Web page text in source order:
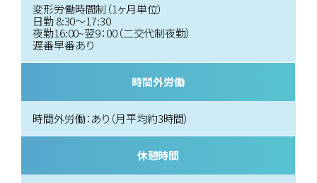
変形労働時間制（1ヶ月単位）
日勤 8:30～17:30
夜勤16:00~翌9：00（二交代制夜勤）
遅番早番あり
時間外労働
時間外労働：あり（月平均約3時間）
休憩時間